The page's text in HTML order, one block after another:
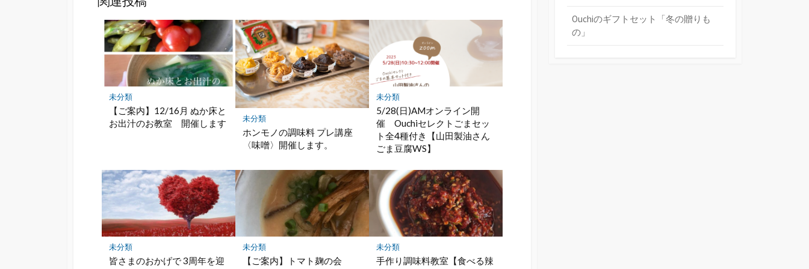
マ
ー
ク
に
保
未分類
【ご案内】12/16月 ぬか床と
お出汁のお教室 開催します
未分類
ホンモノの調味料 プレ講座
〈味噌〉開催します。
未分類
5/28(日)AMオンライン開
催 Ouchiセレクトごまセッ
ト全4種付き【山田製油さん
ごま豆腐WS】
未分類
皆さまのおかげで 3周年を迎
未分類
【ご案内】トマト麹の会
未分類
手作り調味料教室【食べる辣
Ouchiのギフトセット「冬の贈りも
の」